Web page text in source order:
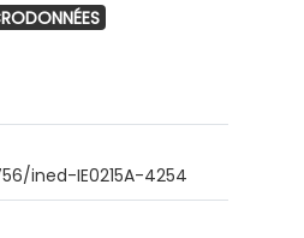
ined-IE0215A-4254